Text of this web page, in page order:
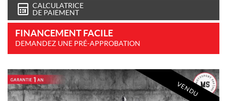
CALCULATRICE
DE PAIEMENT
FINANCEMENT FACILE
DEMANDEZ UNE PRÉ-APPROBATION
VENDU